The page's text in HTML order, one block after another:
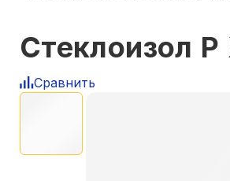
Стеклоизол
Сравнить